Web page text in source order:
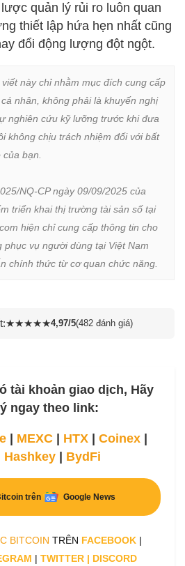
quản lý rủi ro luôn quan
thiết lập hứa hẹn nhất cũng
đổi động lượng đột ngột.
viết này chỉ nhằm mục đích cung cấp
nhân, không phải là khuyến nghị
nghiên cứu kỹ lưỡng trước khi đưa
không chịu trách nhiệm đối với bất
bạn.
NQ-CP ngày 09/09/2025 của
triển khai thị trường tài sản số tại
hiện chỉ cung cấp thông tin cho
phục vụ người dùng tại Việt Nam
chính thức từ cơ quan chức năng.
★★★★★4,97/5(482 đánh giá)
tài khoản giao dịch, Hãy
ngay theo link:
MEXC HTX Coinex
Hashkey| BydFi
trên Google News
BITCOIN TRÊN FACEBOOK |
| TWITTER | DISCORD